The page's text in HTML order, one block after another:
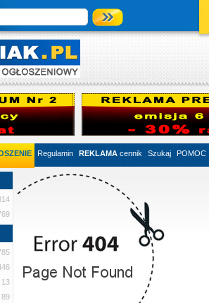
Regulamin REKLAMA cennik Szukaj POMOC
13
89